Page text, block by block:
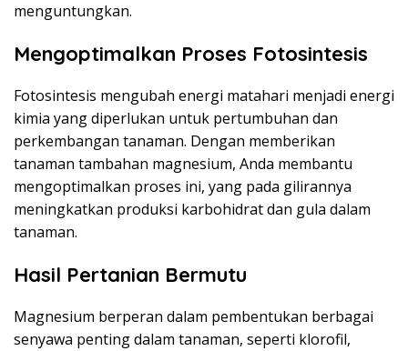
menguntungkan.
Mengoptimalkan Proses Fotosintesis
Fotosintesis mengubah energi matahari menjadi energi
kimia yang diperlukan untuk pertumbuhan dan
perkembangan tanaman. Dengan memberikan
tanaman tambahan magnesium, Anda membantu
mengoptimalkan proses ini, yang pada gilirannya
meningkatkan produksi karbohidrat dan gula dalam
tanaman.
Hasil Pertanian Bermutu
Magnesium berperan dalam pembentukan berbagai
senyawa penting dalam tanaman, seperti klorofil,